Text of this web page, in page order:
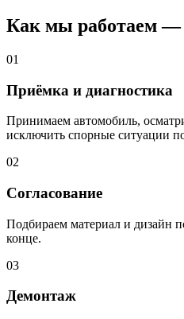
Как мы работаем —
01
Приёмка и диагностика
Принимаем автомобиль,
исключить спорные ситуации
02
Согласование
Подбираем материал и дизайн
конце.
03
Демонтаж